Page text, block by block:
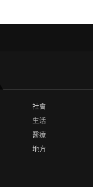
社會
生活
醫療
地方